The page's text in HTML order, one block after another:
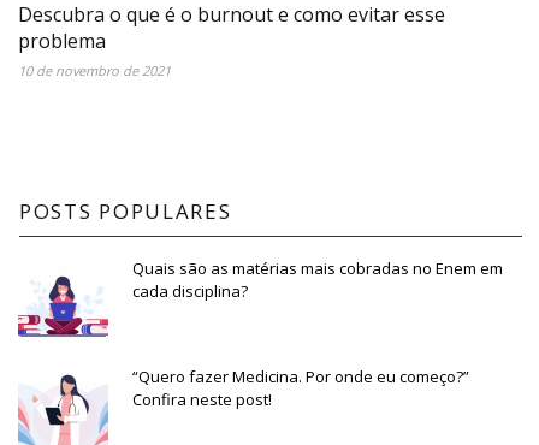
Descubra o que é o burnout e como evitar esse
problema
10 de novembro de 2021
POSTS POPULARES
Quais são as matérias mais cobradas no Enem em
cada disciplina?
“Quero fazer Medicina. Por onde eu começo?”
Confira neste post!